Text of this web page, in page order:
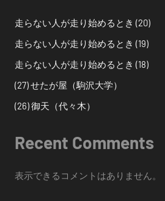
走らない人が走り始めるとき (20)
走らない人が走り始めるとき (19)
走らない人が走り始めるとき (18)
(27) せたが屋（駒沢大学）
(26) 御天（代々木）
Recent Comments
表示できるコメントはありません。